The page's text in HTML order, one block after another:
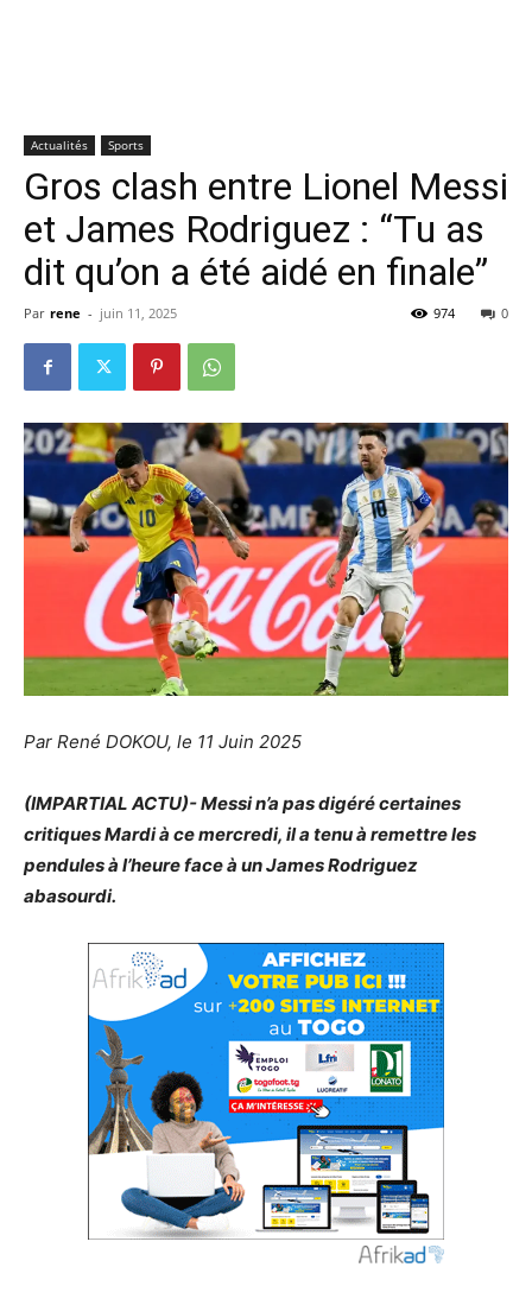
Actualités Sports
Gros clash entre Lionel Messi
et James Rodriguez : “Tu as
dit qu’on a été aidé en finale”
Par rene - juin 11, 2025 0
974
Par René DOKOU, le 11 Juin 2025
(IMPARTIAL ACTU)- Messi n’a pas digéré certaines
critiques Mardi à ce mercredi, il a tenu à remettre les
pendules à l’heure face à un James Rodriguez
abasourdi.